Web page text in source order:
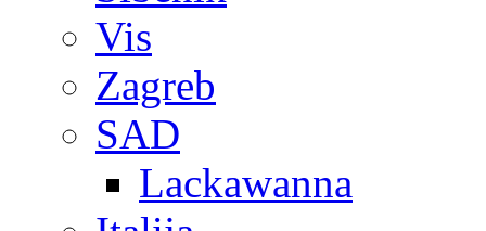
Vis
Zagreb
SAD
Lackawanna